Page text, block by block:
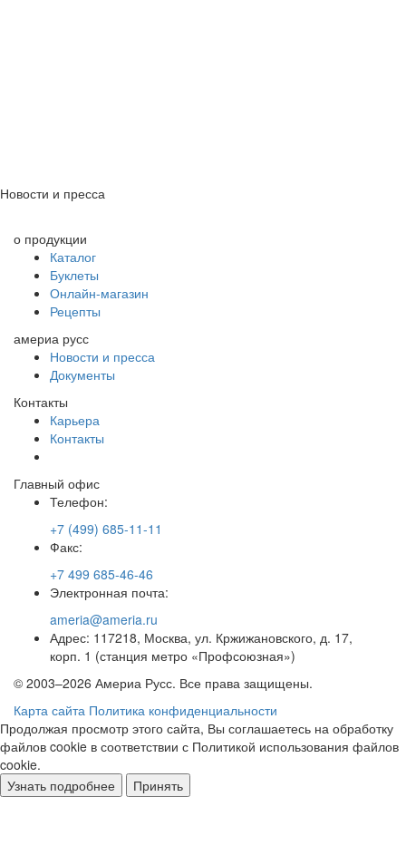
Новости и пресса
о продукции
Каталог
Буклеты
Онлайн-магазин
Рецепты
америа русс
Новости и пресса
Документы
Контакты
Карьера
Контакты
Главный офис
Телефон:
+7 (499) 685-11-11
Факс:
+7 499 685-46-46
Электронная почта:
ameria@ameria.ru
Адрес: 117218, Москва, ул. Кржижановского, д. 17,
корп. 1 (станция метро «Профсоюзная»)
© 2003–2026 Америа Русс. Все права защищены.
Карта сайта Политика конфиденциальности
Продолжая просмотр этого сайта, Вы соглашаетесь на обработку
файлов cookie в соответствии с Политикой использования файлов
cookie.
Узнать подробнее
Принять